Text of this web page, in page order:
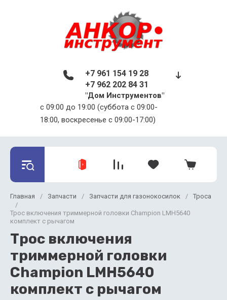
c 09:00 до 19:00 (суббота с 09:00-
18:00, воскресенье с 09:00-17:00)
+7 961 154 19 28
+7 962 202 84 31
"Дом Инструментов"
Главная / Запчасти / Запчасти для газонокосилок /
Троса
/
Трос включения триммерной головки Champion LMH5640
комплект с рычагом
Трос включения
триммерной головки
Champion LMH5640
комплект с рычагом